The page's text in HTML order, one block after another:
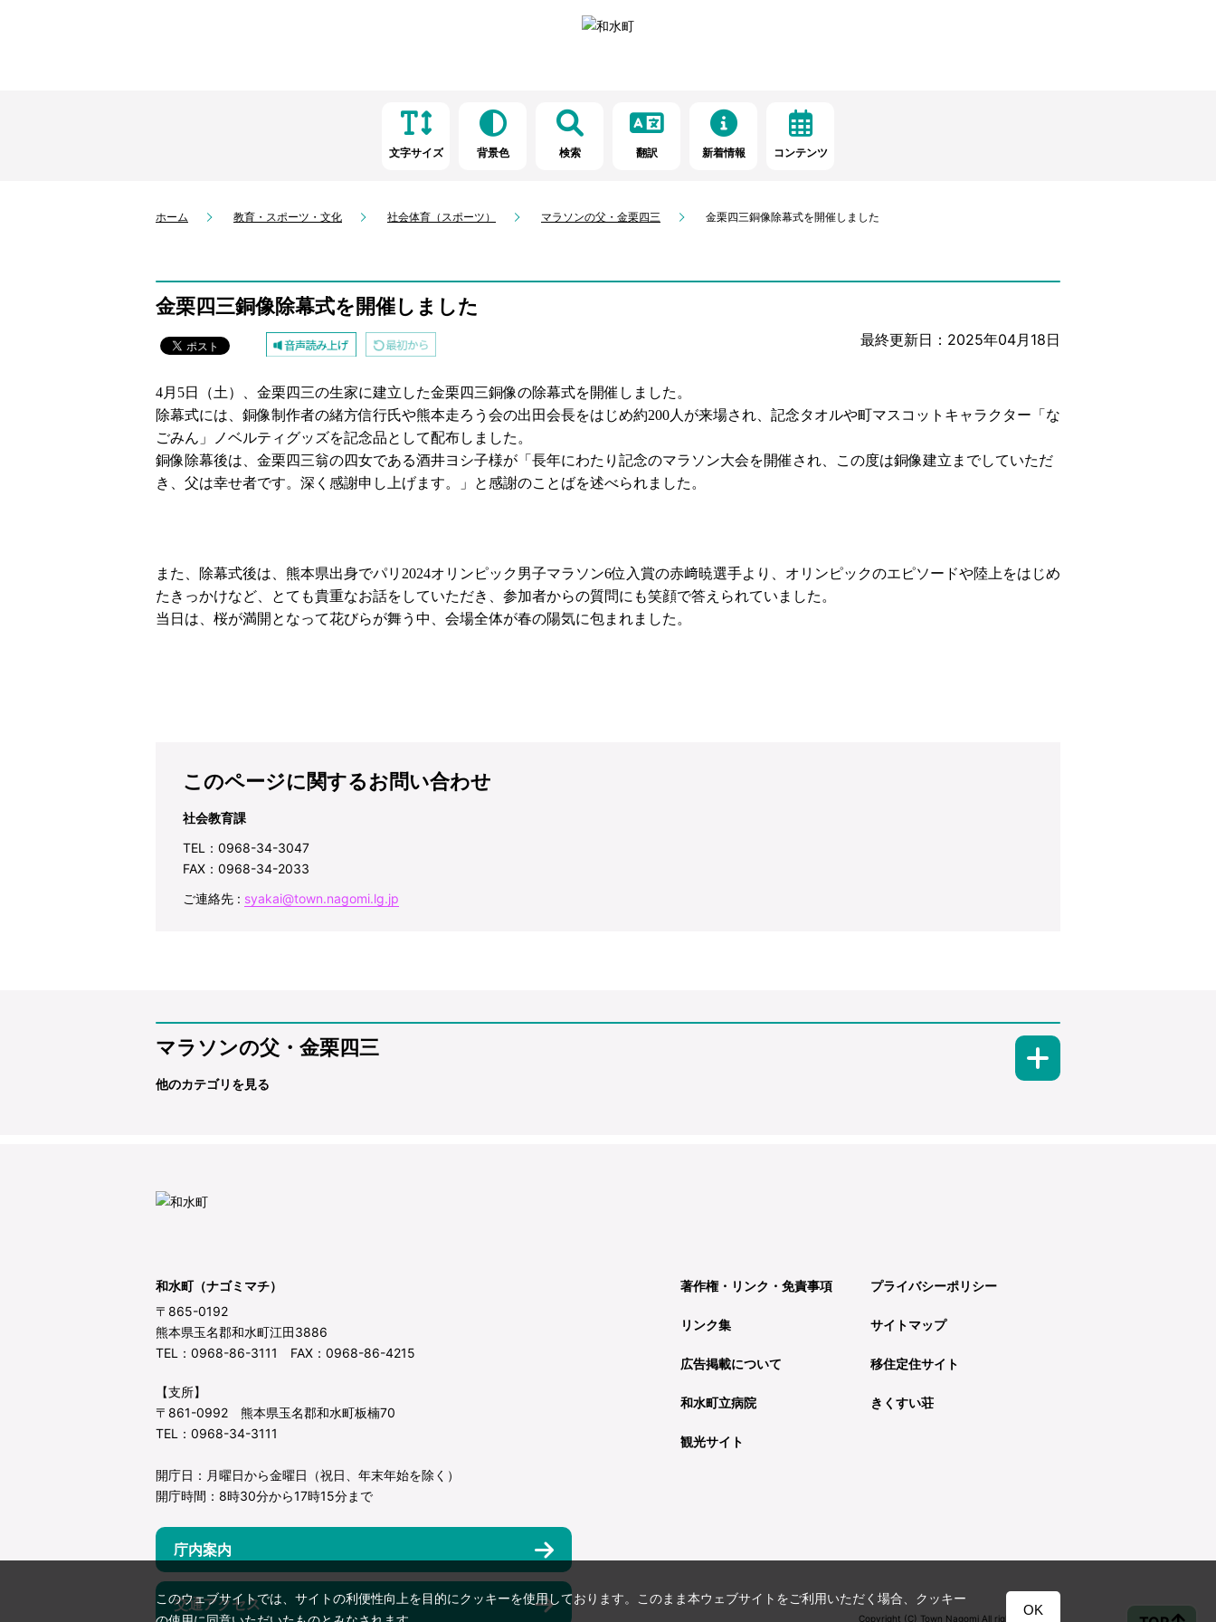
文字サイズ 背景色 検索 翻訳 新着情報 コンテンツ
ホーム 教育・スポーツ・文化 社会体育（スポーツ） マラソンの父・金栗四三 金栗四三銅像除幕式を開催しました
金栗四三銅像除幕式を開催しました
最終更新日：2025年04月18日
4月5日（土）、金栗四三の生家に建立した金栗四三銅像の除幕式を開催しました。
除幕式には、銅像制作者の緒方信行氏や熊本走ろう会の出田会長をはじめ約200人が来場され、記念タオルや町マスコットキャラクター「な
ごみん」ノベルティグッズを記念品として配布しました。
銅像除幕後は、金栗四三翁の四女である酒井ヨシ子様が「長年にわたり記念のマラソン大会を開催され、この度は銅像建立までしていただ
き、父は幸せ者です。深く感謝申し上げます。」と感謝のことばを述べられました。
また、除幕式後は、熊本県出身でパリ2024オリンピック男子マラソン6位入賞の赤﨑暁選手より、オリンピックのエピソードや陸上をはじめ
たきっかけなど、とても貴重なお話をしていただき、参加者からの質問にも笑顔で答えられていました。
当日は、桜が満開となって花びらが舞う中、会場全体が春の陽気に包まれました。
このページに関するお問い合わせ
社会教育課
TEL：0968-34-3047
FAX：0968-34-2033
ご連絡先 : syakai@town.nagomi.lg.jp
マラソンの父・金栗四三
他のカテゴリを見る
和水町（ナゴミマチ）
〒865-0192
熊本県玉名郡和水町江田3886
TEL：0968-86-3111 FAX：0968-86-4215
【支所】
〒861-0992 熊本県玉名郡和水町板楠70
TEL：0968-34-3111
開庁日：月曜日から金曜日（祝日、年末年始を除く）
開庁時間：8時30分から17時15分まで
庁内案内
交通アクセス
著作権・リンク・免責事項 プライバシーポリシー
リンク集 サイトマップ
広告掲載について 移住定住サイト
和水町立病院 きくすい荘
観光サイト
Copyright (C) Town Nagomi All rights reserved
このウェブサイトでは、サイトの利便性向上を目的にクッキーを使用しております。このまま本ウェブサイトをご利用いただく場合、クッキー
OK